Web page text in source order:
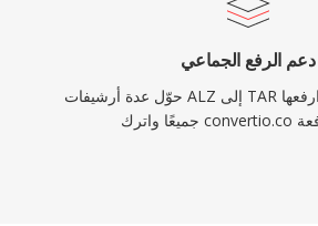
دعم الرفع الجماعي
حوّل عدة أرشيفات ALZ إلى TAR في جلسة واحدة. ارفعها